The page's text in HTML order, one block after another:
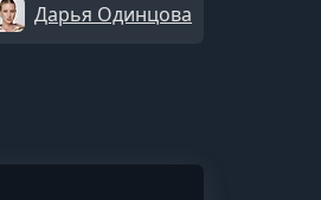
Дарья Одинцова